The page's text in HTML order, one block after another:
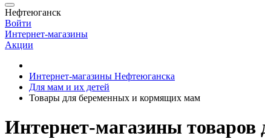
Нефтеюганск
Войти
Интернет-магазины
Акции
Интернет-магазины Нефтеюганска
Для мам и их детей
Товары для беременных и кормящих мам
Интернет-магазины